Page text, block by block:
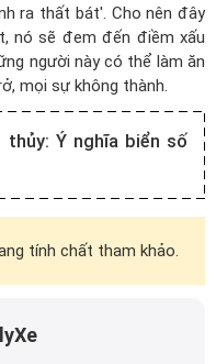
ra thất bát'. Cho nên đây
nó sẽ đem đến điềm xấu
người này có thể làm ăn
mọi sự không thành.
thủy: Ý nghĩa biển số
tính chất tham khảo.